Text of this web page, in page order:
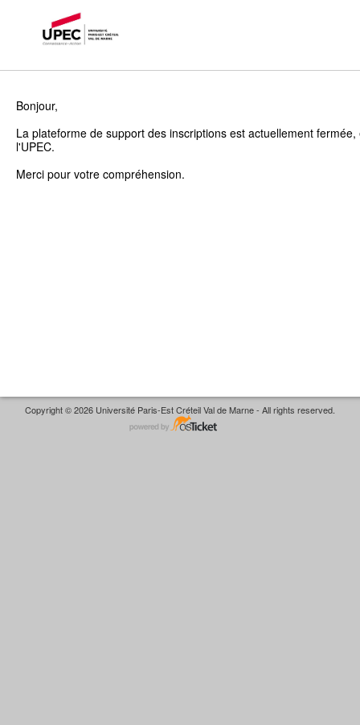
Bonjour,
La plateforme de support des inscriptions est actuellement
l'UPEC.
Merci pour votre compréhension.
Copyright © 2026 Université Paris-Est Créteil Val de Marne - All rights reserved.